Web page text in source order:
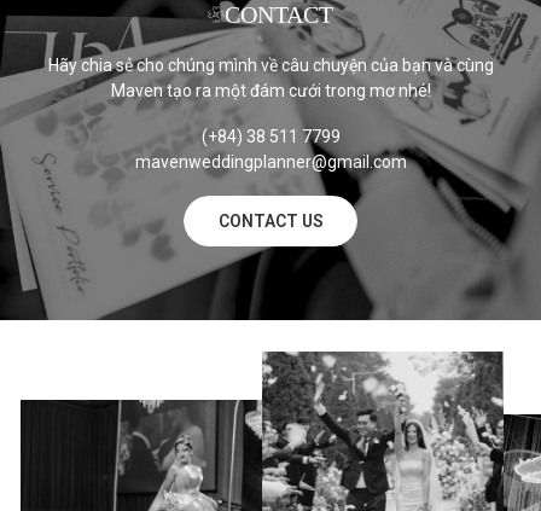
CONTACT
Hãy chia sẻ cho chúng mình về câu chuyện của bạn và cùng
Maven tạo ra một đám cưới trong mơ nhé!
(+84) 38 511 7799
mavenweddingplanner@gmail.com
CONTACT US